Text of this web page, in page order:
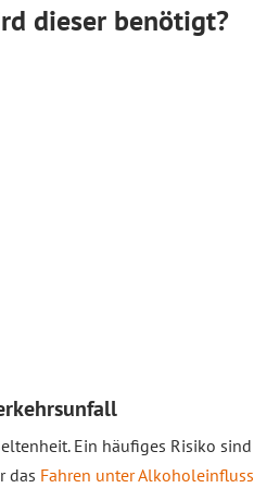
dieser benötigt?
Ein häufiges Risiko sind
das Fahren unter Alkoholeinfluss